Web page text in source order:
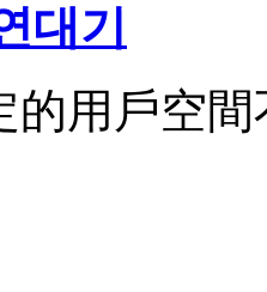
대기
的用戶空間